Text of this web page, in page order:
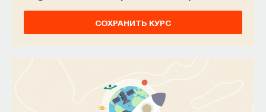
СОХРАНИТЬ КУРС
квантовой электроники.